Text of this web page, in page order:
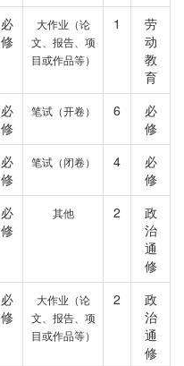
必
修
大作业（论
文、报告、项
目或作品等）
1
劳
动
教
育
必
修
笔试（开卷） 6
必
修
必
修
笔试（闭卷） 4
必
修
必
修
其他 2
政
治
通
修
必
修
大作业（论
文、报告、项
目或作品等）
2
政
治
通
修